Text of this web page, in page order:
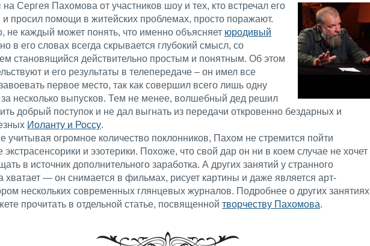
Сергея Пахомова от участников шоу и тех, кто встречал его
и просил помощи в житейских проблемах, просто поражают.
не каждый может понять, что именно объясняет юродивый
в его словах всегда скрывается глубокий смысл, со
становящийся действительно простым и понятным. Об этом
и его результаты в телепередаче – он имел все
первое место, так как совершил всего лишь одну
несколько выпусков. Тем не менее, волшебный дед решил
добрый поступок и не дал выгнать из передачи откровенно бездарных и
Иоланту и Россу.
учитывая огромное количество поклонников, Пахом не стремится пойти
экстрасенсорики и эзотерики. Похоже, что свой дар он ни в коем случае не хочет
в источник дополнительного заработка. А других занятий у странного
хватает — он снимается в фильмах, рисует картины и даже является арт-
нескольких современных глянцевых журналов. Подробнее о других занятиях
прочитать в отдельной статье, посвященной творчеству Пахомова.